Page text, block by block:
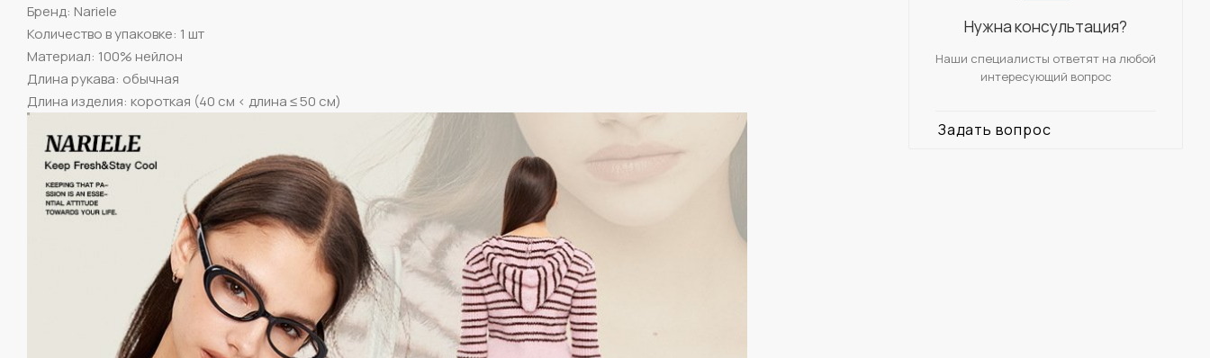
Бренд: Nariele
Количество в упаковке: 1 шт
Материал: 100% нейлон
Длина рукава: обычная
Длина изделия: короткая (40 см < длина ≤ 50 см)
Нужна консультация?
Наши специалисты ответят на любой
интересующий вопрос
Задать вопрос